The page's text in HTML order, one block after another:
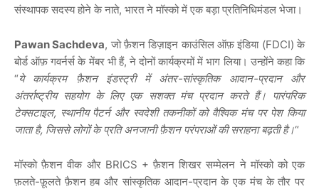
संस्थापक सदस्य होने के नाते, भारत ने मॉस्को में एक बड़ा प्रतिनिधिमंडल भेजा।
Pawan Sachdeva, जो फ़ैशन डिज़ाइन काउंसिल ऑफ़ इंडिया (FDCI) के
बोर्ड ऑफ़ गवर्नर्स के मेंबर भी हैं, ने दोनों कार्यक्रमों में भाग लिया। उन्होंने कहा कि
“ये कार्यक्रम फ़ैशन इंडस्ट्री में अंतर-सांस्कृतिक आदान-प्रदान और
अंतर्राष्ट्रीय सहयोग के लिए एक सशक्त मंच प्रदान करते हैं। पारंपरिक
टेक्सटाइल, स्थानीय पैटर्न और स्वदेशी तकनीकों को वैश्विक मंच पर पेश किया
जाता है, जिससे लोगों के प्रति अनजानी फ़ैशन परंपराओं की सराहना बढ़ती है।“
मॉस्को फ़ैशन वीक और BRICS + फ़ैशन शिखर सम्मेलन ने मॉस्को को एक
फ़लते-फ़ूलते फ़ैशन हब और सांस्कृतिक आदान-प्रदान के एक मंच के तौर पर